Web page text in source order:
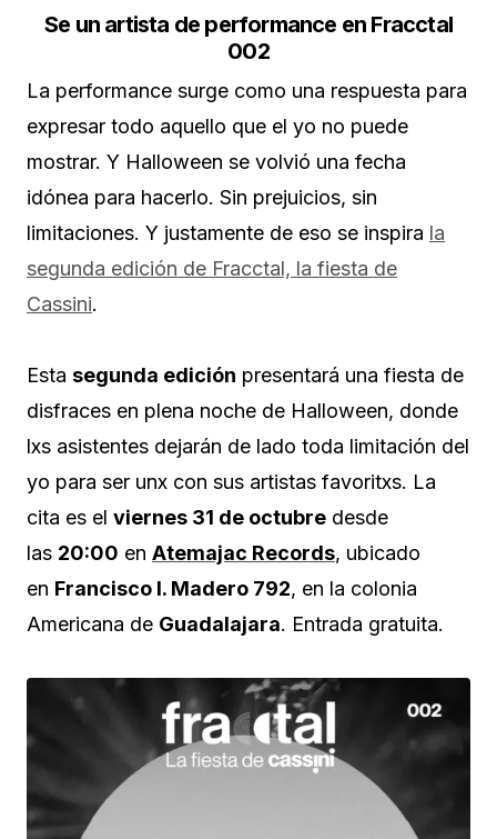
Se un artista de performance en Fracctal
002
La performance surge como una respuesta para
expresar todo aquello que el yo no puede
mostrar. Y Halloween se volvió una fecha
idónea para hacerlo. Sin prejuicios, sin
limitaciones. Y justamente de eso se inspira la
segunda edición de Fracctal, la fiesta de
Cassini.
Esta segunda edición presentará una fiesta de
disfraces en plena noche de Halloween, donde
lxs asistentes dejarán de lado toda limitación del
yo para ser unx con sus artistas favoritxs. La
cita es el viernes 31 de octubre desde
las 20:00 en Atemajac Records, ubicado
en Francisco I. Madero 792, en la colonia
Americana de Guadalajara. Entrada gratuita.